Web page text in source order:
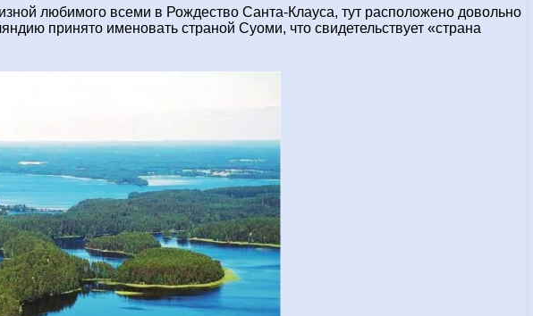
любимого всеми в Рождество Санта-Клауса, тут расположено довольно
принято именовать страной Суоми, что свидетельствует «страна